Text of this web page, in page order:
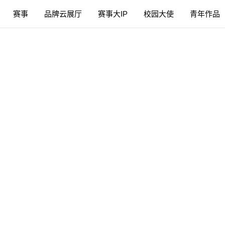
赛事 品牌云展厅 赛事大IP 校园大使 青年作品